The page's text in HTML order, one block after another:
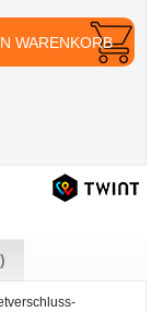
WARENKORB